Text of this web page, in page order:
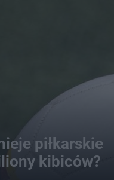
piłkarskie
kibiców?